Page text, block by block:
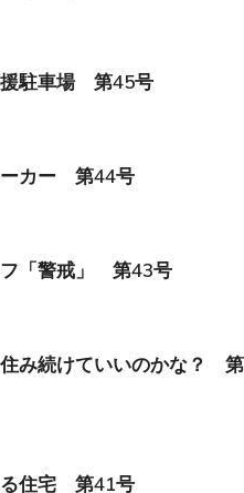
駐車場 第45号
カー 第44号
「警戒」 第43号
み続けていいのかな？ 第
住宅 第41号